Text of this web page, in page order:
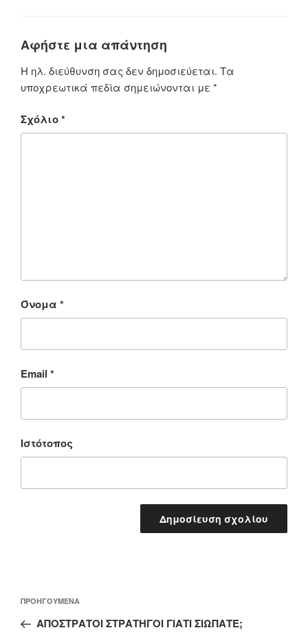
Αφήστε μια απάντηση
Η ηλ. διεύθυνση σας δεν δημοσιεύεται. Τα
υποχρεωτικά πεδία σημειώνονται με *
Σχόλιο*
Όνομα *
Email *
Ιστότοπος
άρθρων
Προηγούμενο
άρθρο
ΠΡΟΗΓΟΎΜΕΝΑ
ΑΠΟΣΤΡΑΤΟΙ ΣΤΡΑΤΗΓΟΙ ΓΙΑΤΙ ΣΙΩΠΑΤΕ;